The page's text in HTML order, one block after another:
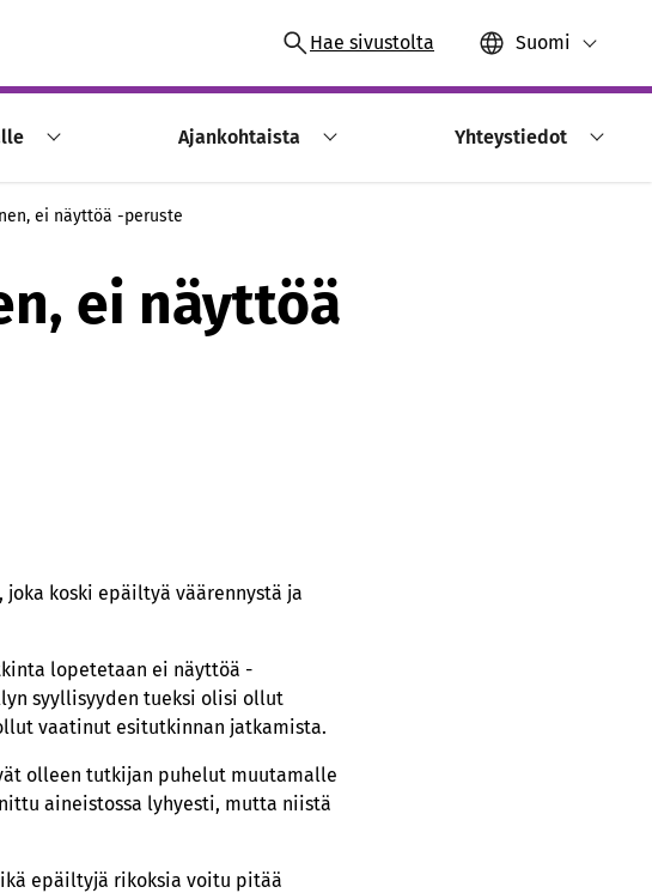
Hae sivustolta Suomi
Ajankohtaista Yhteystiedot
ei näyttöä -peruste
ei näyttöä
koski epäiltyä väärennystä ja
lopetetaan ei näyttöä -
syyllisyyden tueksi olisi ollut
vaatinut esitutkinnan jatkamista.
olleen tutkijan puhelut muutamalle
aineistossa lyhyesti, mutta niistä
epäiltyjä rikoksia voitu pitää